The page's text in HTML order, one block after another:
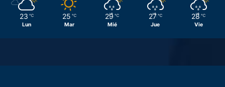
23 ℃
Lun
25 ℃
Mar
29 ℃
Mié
27 ℃
Jue
28 ℃
Vie